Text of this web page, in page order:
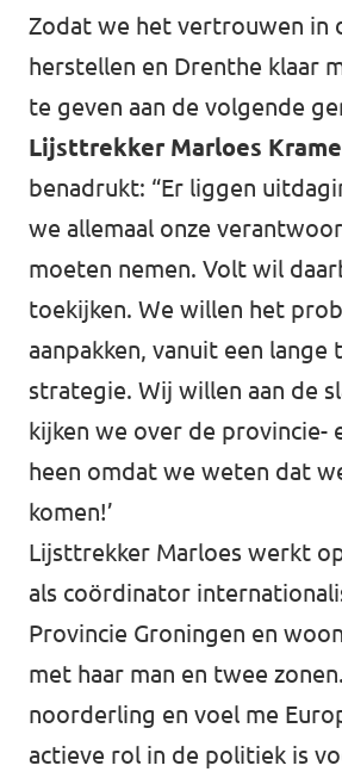
Zodat we het vertrouwen in
herstellen en Drenthe klaar
te geven aan de volgende
Lijsttrekker Marloes
benadrukt: “Er liggen
we allemaal onze
moeten nemen. Volt wil
toekijken. We willen het
aanpakken, vanuit een lange
strategie. Wij willen aan de
kijken we over de provincie-
heen omdat we weten dat
komen!’
Lijsttrekker Marloes werkt
als coördinator
Provincie Groningen en
met haar man en twee
noorderling en voel me
actieve rol in de politiek is